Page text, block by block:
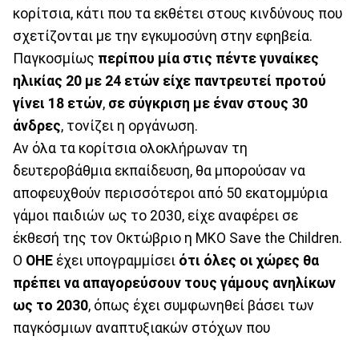
κορίτσια, κάτι που τα εκθέτει στους κινδύνους που
σχετίζονται με την εγκυμοσύνη στην εφηβεία.
Παγκοσμίως περίπου μία στις πέντε γυναίκες
ηλικίας 20 με 24 ετών είχε παντρευτεί προτού
γίνει 18 ετών, σε σύγκριση με έναν στους 30
άνδρες, τονίζει η οργάνωση.
Αν όλα τα κορίτσια ολοκλήρωναν τη
δευτεροβάθμια εκπαίδευση, θα μπορούσαν να
αποφευχθούν περισσότεροι από 50 εκατομμύρια
γάμοι παιδιών ως το 2030, είχε αναφέρει σε
έκθεσή της τον Οκτώβριο η ΜΚΟ Save the Children.
Ο ΟΗΕ έχει υπογραμμίσει ότι όλες οι χώρες θα
πρέπει να απαγορεύσουν τους γάμους ανηλίκων
ως το 2030, όπως έχει συμφωνηθεί βάσει των
παγκόσμιων αναπτυξιακών στόχων που